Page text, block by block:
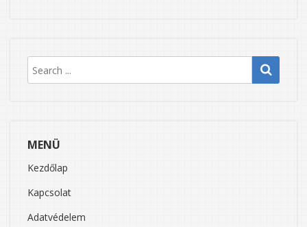
MENÜ
Kezdőlap
Kapcsolat
Adatvédelem